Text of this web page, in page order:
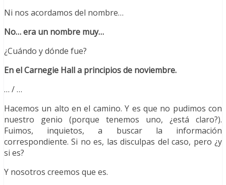
Ni nos acordamos del nombre…
No… era un nombre muy…
¿Cuándo y dónde fue?
En el Carnegie Hall a principios de noviembre.
… / …
Hacemos un alto en el camino. Y es que no pudimos con
nuestro genio (porque tenemos uno, ¿está claro?).
Fuimos, inquietos, a buscar la información
correspondiente. Si no es, las disculpas del caso, pero ¿y
si es?
Y nosotros creemos que es.